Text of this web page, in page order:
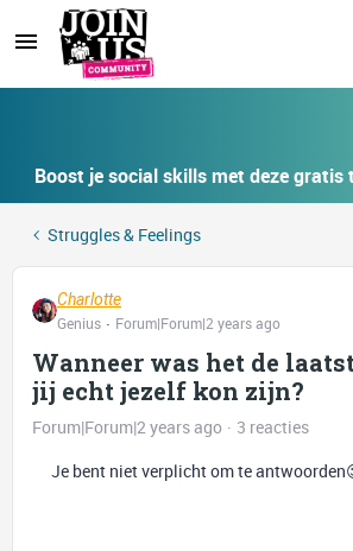
Boost je social skills met deze gratis
Struggles & Feelings
Charlotte
Genius
Forum|Forum|2 years ago
Wanneer was het de
jij echt jezelf kon zijn?
Forum|Forum|2 years ago
3 reacties
Je bent niet verplicht om te